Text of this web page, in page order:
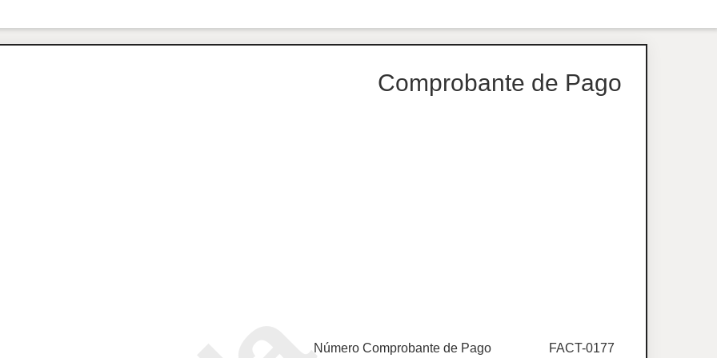
Comprobante de Pago
Número Comprobante de Pago FACT-0177